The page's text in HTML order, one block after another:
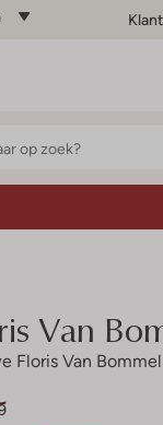
Van
Floris Van